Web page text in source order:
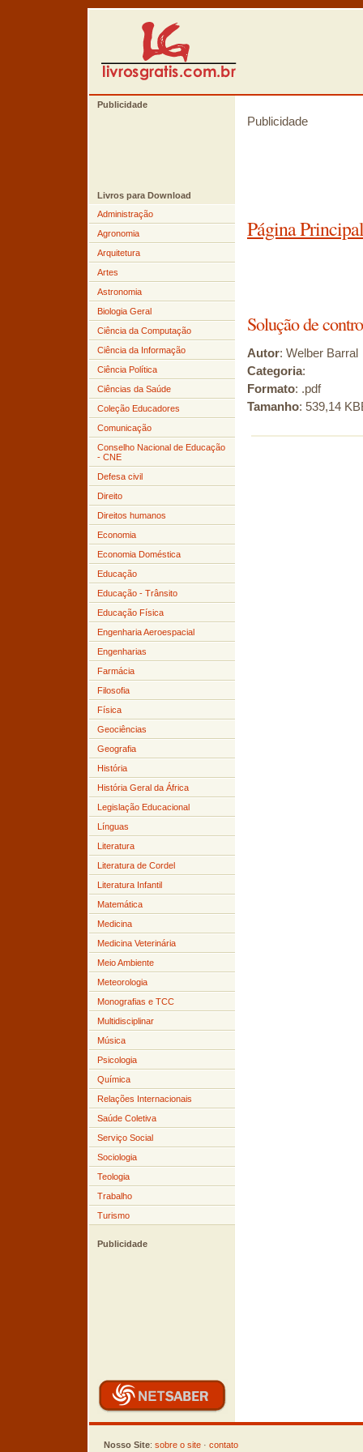
Publicidade
Livros para Download
Administração
Agronomia
Arquitetura
Artes
Astronomia
Biologia Geral
Ciência da Computação
Ciência da Informação
Ciência Política
Ciências da Saúde
Coleção Educadores
Comunicação
Conselho Nacional de Educação
- CNE
Defesa civil
Direito
Direitos humanos
Economia
Economia Doméstica
Educação
Educação - Trânsito
Educação Física
Engenharia Aeroespacial
Engenharias
Farmácia
Filosofia
Física
Geociências
Geografia
História
História Geral da África
Legislação Educacional
Línguas
Literatura
Literatura de Cordel
Literatura Infantil
Matemática
Medicina
Medicina Veterinária
Meio Ambiente
Meteorologia
Monografias e TCC
Multidisciplinar
Música
Psicologia
Química
Relações Internacionais
Saúde Coletiva
Serviço Social
Sociologia
Teologia
Trabalho
Turismo
Publicidade
Publicidade
Página Principal
Solução de
Autor: Welber Barral
Categoria:
Formato: .pdf
Tamanho: 539,14
Nosso Site: sobre o site · contato